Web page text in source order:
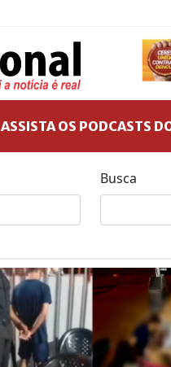
ASSISTA OS PODCASTS
Busca